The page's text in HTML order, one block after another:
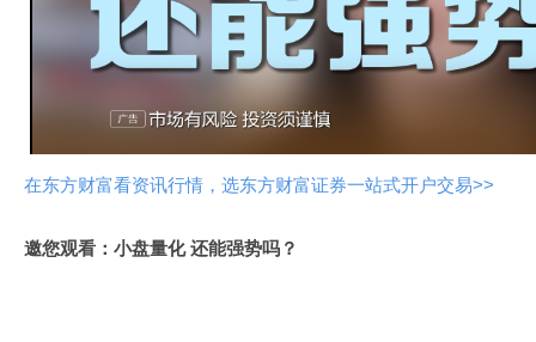
放
视
在东方财富看资讯行情，选东方财富证券一站式开户交易>>
邀您观看：小盘量化 还能强势吗？